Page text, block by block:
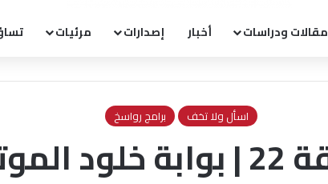
مقالات ودراسات أخبار إصدارات مرئيات
اسأل ولا تخف برامج رواسخ
اسأل ولا تخف | الحلقة 22 |